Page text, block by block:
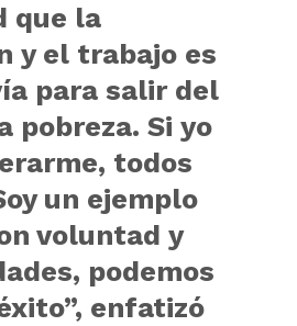
que la
y el trabajo es
para salir del
pobreza. Si yo
todos
un ejemplo
voluntad y
podemos
enfatizó